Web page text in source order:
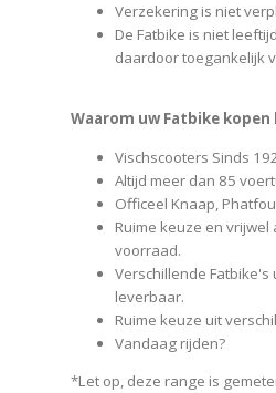
Verzekering is niet
De Fatbike is niet
daardoor toegankelijk
Waarom uw Fatbike kopen
Vischscooters Sinds
Altijd meer dan 85
Officeel Knaap,
Ruime keuze en vrijwel
voorraad.
Verschillende Fatbike's
leverbaar.
Ruime keuze uit
Vandaag rijden?
*Let op, deze range is